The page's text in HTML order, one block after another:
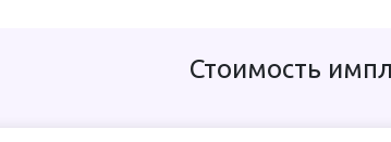
Стоимость